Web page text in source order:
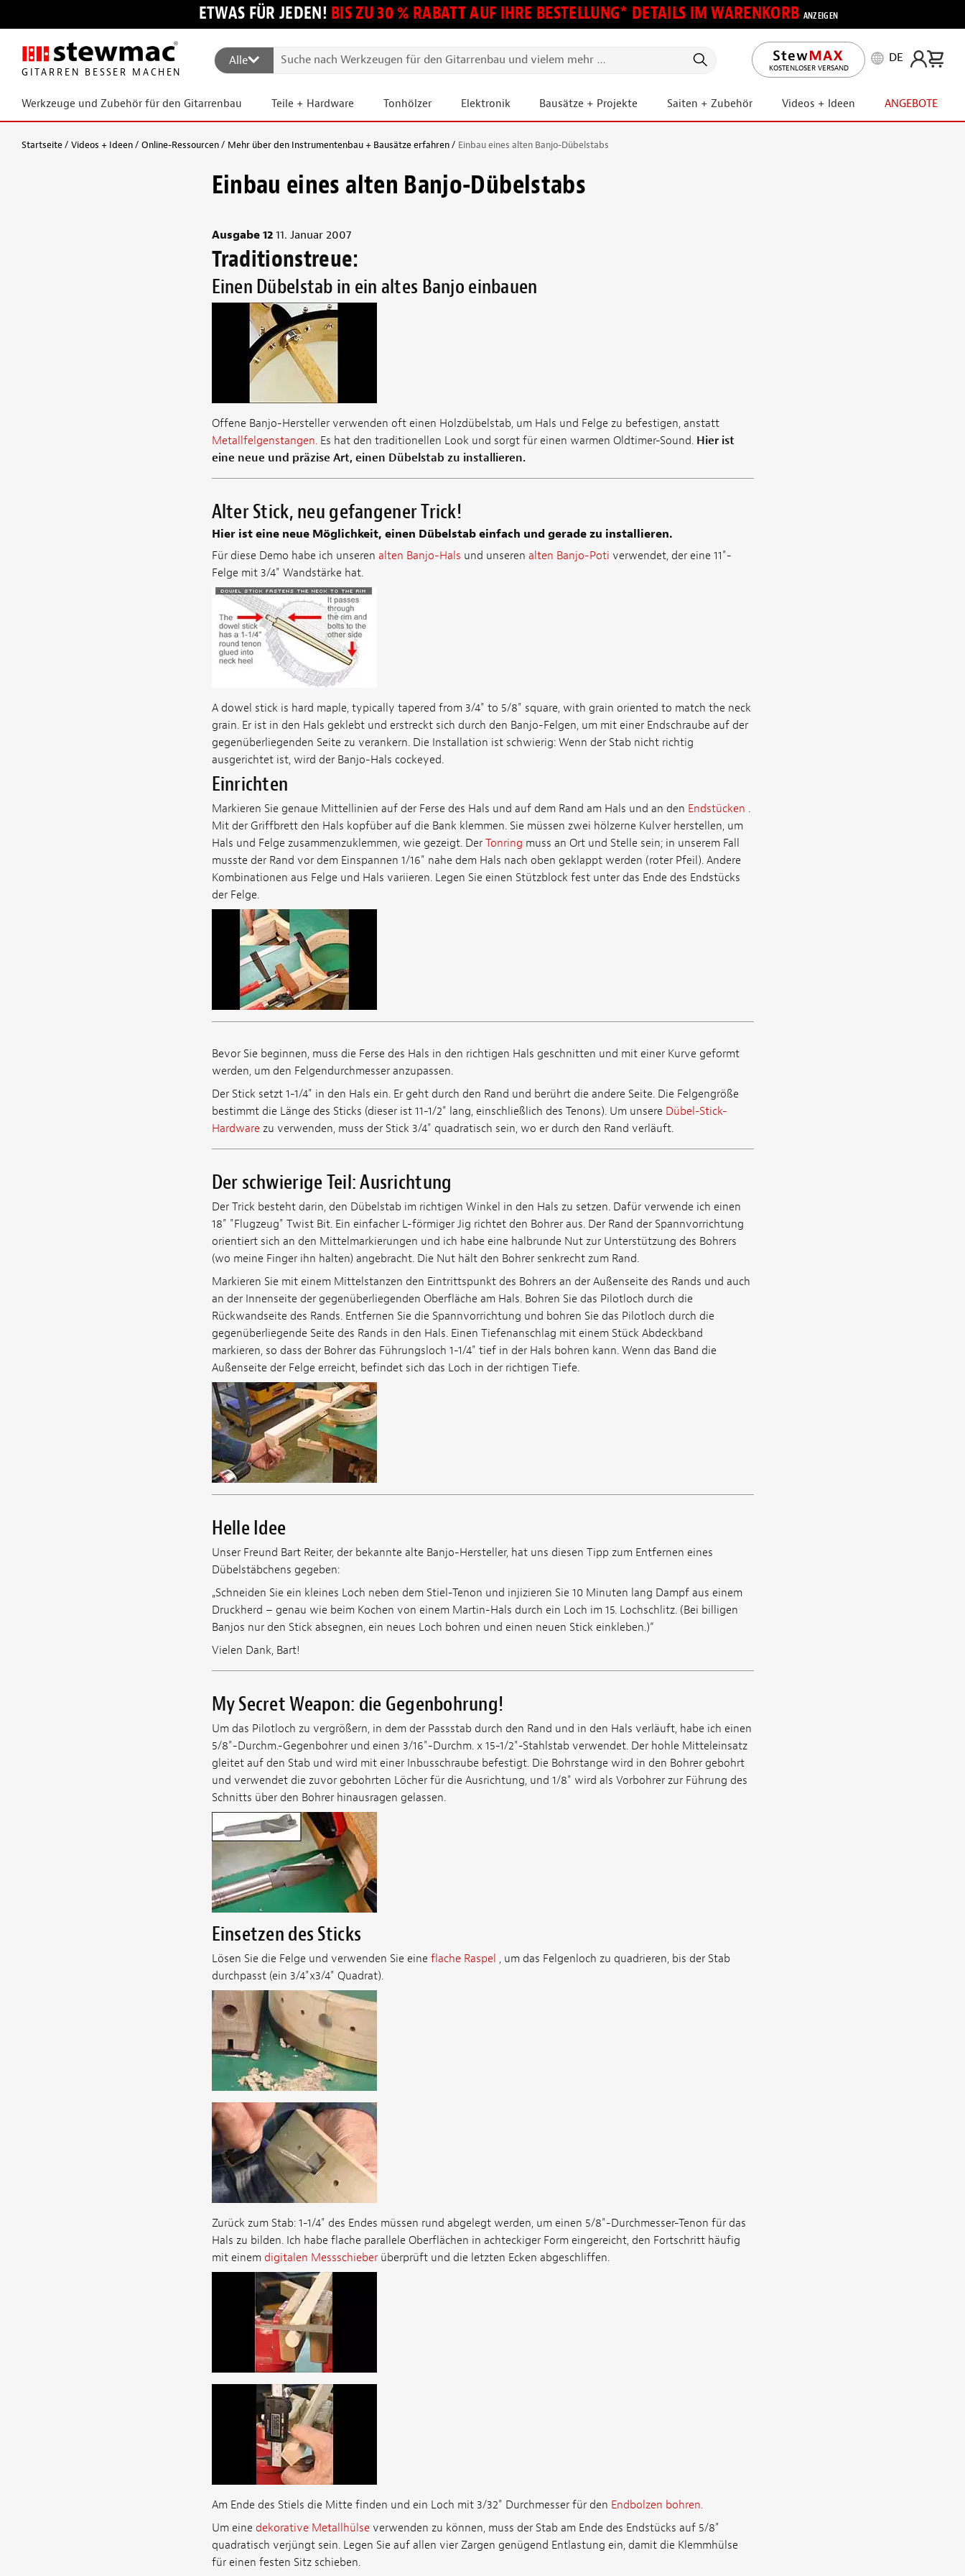
ETWAS FÜR JEDEN! BIS ZU 30 % RABATT AUF IHRE BESTELLUNG* DETAILS IM WARENKORB ANZEIGEN
GITARREN BESSER MACHEN
Alle
KOSTENLOSER VERSAND
DE
Werkzeuge und Zubehör für den Gitarrenbau Teile + Hardware Tonhölzer Elektronik Bausätze + Projekte Saiten + Zubehör Videos + Ideen ANGEBOTE
Startseite Videos + Ideen Online-Ressourcen Mehr über den Instrumentenbau + Bausätze erfahren Einbau eines alten Banjo-Dübelstabs
Einbau eines alten Banjo-Dübelstabs
Ausgabe 1211. Januar 2007
Traditionstreue:
Einen Dübelstab in ein altes Banjo einbauen
Offene Banjo-Hersteller verwenden oft einen Holzdübelstab, um Hals und Felge zu befestigen, anstatt
Metallfelgenstangen.Es hat den traditionellen Look und sorgt für einen warmen Oldtimer-Sound. Hier ist
eine neue und präzise Art, einen Dübelstab zu installieren.
Alter Stick, neu gefangener Trick!
Hier ist eine neue Möglichkeit, einen Dübelstab einfach und gerade zu installieren.
Für diese Demo habe ich unseren alten Banjo-Hals und unseren alten Banjo-Poti verwendet, der eine 11"-
Felge mit 3/4" Wandstärke hat.
A dowel stick is hard maple, typically tapered from 3/4" to 5/8" square, with grain oriented to match the neck
grain. Er ist in den Hals geklebt und erstreckt sich durch den Banjo-Felgen, um mit einer Endschraube auf der
gegenüberliegenden Seite zu verankern. Die Installation ist schwierig: Wenn der Stab nicht richtig
ausgerichtet ist, wird der Banjo-Hals cockeyed.
Einrichten
Markieren Sie genaue Mittellinien auf der Ferse des Hals und auf dem Rand am Hals und an den Endstücken .
Mit der Griffbrett den Hals kopfüber auf die Bank klemmen. Sie müssen zwei hölzerne Kulver herstellen, um
Hals und Felge zusammenzuklemmen, wie gezeigt. Der Tonring muss an Ort und Stelle sein; in unserem Fall
musste der Rand vor dem Einspannen 1/16" nahe dem Hals nach oben geklappt werden (roter Pfeil). Andere
Kombinationen aus Felge und Hals variieren. Legen Sie einen Stützblock fest unter das Ende des Endstücks
der Felge.
Bevor Sie beginnen, muss die Ferse des Hals in den richtigen Hals geschnitten und mit einer Kurve geformt
werden, um den Felgendurchmesser anzupassen.
Der Stick setzt 1-1/4" in den Hals ein. Er geht durch den Rand und berührt die andere Seite. Die Felgengröße
bestimmt die Länge des Sticks (dieser ist 11-1/2" lang, einschließlich des Tenons). Um unsere Dübel-Stick-
Hardware zu verwenden, muss der Stick 3/4" quadratisch sein, wo er durch den Rand verläuft.
Der schwierige Teil: Ausrichtung
Der Trick besteht darin, den Dübelstab im richtigen Winkel in den Hals zu setzen. Dafür verwende ich einen
18" "Flugzeug" Twist Bit. Ein einfacher L-förmiger Jig richtet den Bohrer aus. Der Rand der Spannvorrichtung
orientiert sich an den Mittelmarkierungen und ich habe eine halbrunde Nut zur Unterstützung des Bohrers
(wo meine Finger ihn halten) angebracht. Die Nut hält den Bohrer senkrecht zum Rand.
Markieren Sie mit einem Mittelstanzen den Eintrittspunkt des Bohrers an der Außenseite des Rands und auch
an der Innenseite der gegenüberliegenden Oberfläche am Hals. Bohren Sie das Pilotloch durch die
Rückwandseite des Rands. Entfernen Sie die Spannvorrichtung und bohren Sie das Pilotloch durch die
gegenüberliegende Seite des Rands in den Hals. Einen Tiefenanschlag mit einem Stück Abdeckband
markieren, so dass der Bohrer das Führungsloch 1-1/4" tief in der Hals bohren kann. Wenn das Band die
Außenseite der Felge erreicht, befindet sich das Loch in der richtigen Tiefe.
Helle Idee
Unser Freund Bart Reiter, der bekannte alte Banjo-Hersteller, hat uns diesen Tipp zum Entfernen eines
Dübelstäbchens gegeben:
„Schneiden Sie ein kleines Loch neben dem Stiel-Tenon und injizieren Sie 10 Minuten lang Dampf aus einem
Druckherd – genau wie beim Kochen von einem Martin-Hals durch ein Loch im 15. Lochschlitz. (Bei billigen
Banjos nur den Stick absegnen, ein neues Loch bohren und einen neuen Stick einkleben.)“
Vielen Dank, Bart!
My Secret Weapon: die Gegenbohrung!
Um das Pilotloch zu vergrößern, in dem der Passstab durch den Rand und in den Hals verläuft, habe ich einen
5/8"-Durchm.-Gegenbohrer und einen 3/16"-Durchm. x 15-1/2"-Stahlstab verwendet. Der hohle Mitteleinsatz
gleitet auf den Stab und wird mit einer Inbusschraube befestigt. Die Bohrstange wird in den Bohrer gebohrt
und verwendet die zuvor gebohrten Löcher für die Ausrichtung, und 1/8" wird als Vorbohrer zur Führung des
Schnitts über den Bohrer hinausragen gelassen.
Einsetzen des Sticks
Lösen Sie die Felge und verwenden Sie eine flache Raspel , um das Felgenloch zu quadrieren, bis der Stab
durchpasst (ein 3/4"x3/4" Quadrat).
Zurück zum Stab: 1-1/4" des Endes müssen rund abgelegt werden, um einen 5/8"-Durchmesser-Tenon für das
Hals zu bilden. Ich habe flache parallele Oberflächen in achteckiger Form eingereicht, den Fortschritt häufig
mit einem digitalen Messschieberüberprüft und die letzten Ecken abgeschliffen.
Am Ende des Stiels die Mitte finden und ein Loch mit 3/32" Durchmesser für den Endbolzen bohren.
Um eine dekorative Metallhülse verwenden zu können, muss der Stab am Ende des Endstücks auf 5/8"
quadratisch verjüngt sein. Legen Sie auf allen vier Zargen genügend Entlastung ein, damit die Klemmhülse
für einen festen Sitz schieben.